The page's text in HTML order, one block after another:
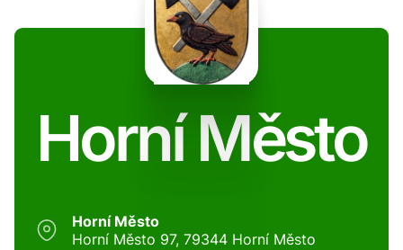
Horní Město
Horní Město
Horní Město 97, 79344 Horní Město